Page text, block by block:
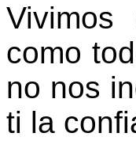
Vivimos
como
no nos
ti la